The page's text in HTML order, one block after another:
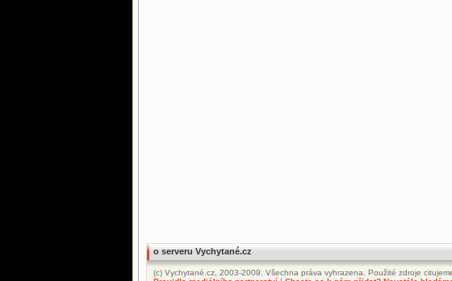
o serveru Vychytané.cz
(c) Vychytané.cz, 2003-2009. Všechna práva vyhrazena. Použité zdroje